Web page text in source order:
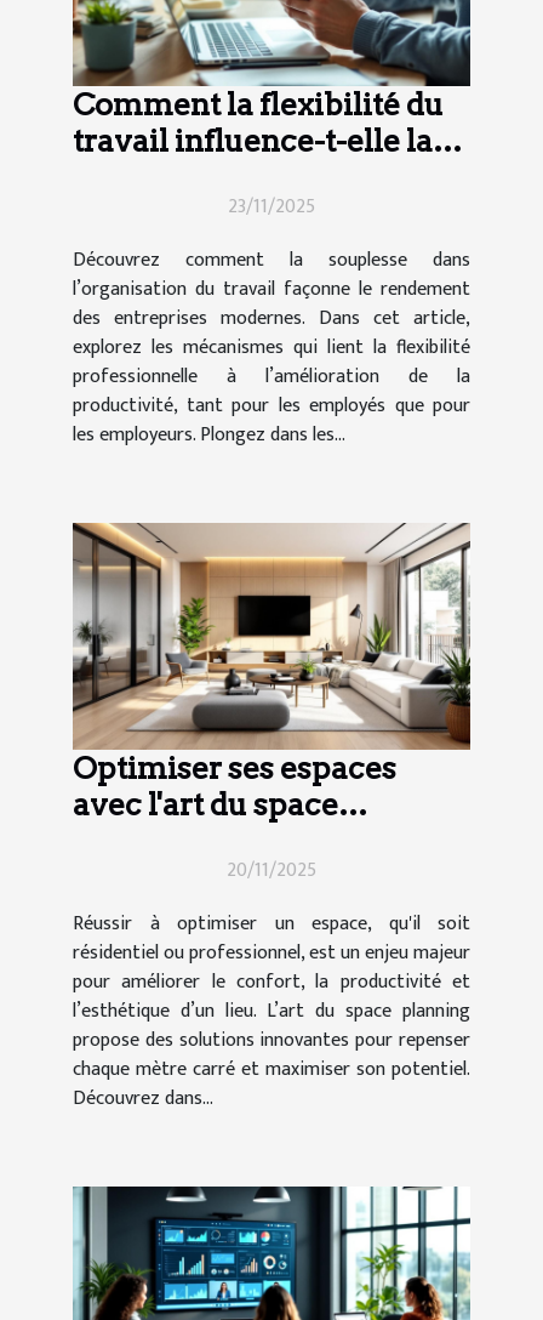
Comment la flexibilité du
travail influence-t-elle la
23/11/2025
Découvrez comment la souplesse dans
l’organisation du travail façonne le rendement
des entreprises modernes. Dans cet article,
explorez les mécanismes qui lient la flexibilité
professionnelle à l’amélioration de la
productivité, tant pour les employés que pour
les employeurs. Plongez dans les...
Optimiser ses espaces
avec l'art du space
20/11/2025
Réussir à optimiser un espace, qu'il soit
résidentiel ou professionnel, est un enjeu majeur
pour améliorer le confort, la productivité et
l’esthétique d’un lieu. L’art du space planning
propose des solutions innovantes pour repenser
chaque mètre carré et maximiser son potentiel.
Découvrez dans...